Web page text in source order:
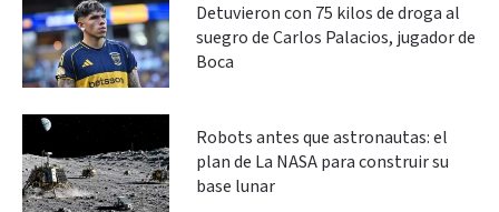
Detuvieron con 75 kilos de droga al
suegro de Carlos Palacios, jugador de
Boca
Robots antes que astronautas: el
plan de La NASA para construir su
base lunar